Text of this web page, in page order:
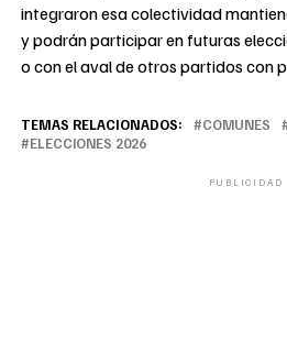
integraron esa colectividad
y podrán participar en futuras
o con el aval de otros partidos con
TEMAS RELACIONADOS: COMUNES
ELECCIONES 2026
PUBLICIDAD